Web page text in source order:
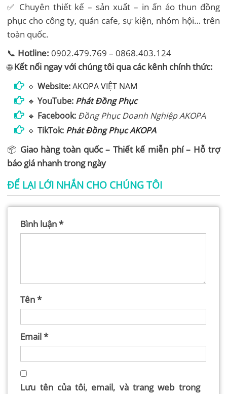
✅ Chuyên thiết kế – sản xuất – in ấn áo thun đồng
phục cho công ty, quán cafe, sự kiện, nhóm hội… trên
toàn quốc.
📞 Hotline: 0902.479.769 – 0868.403.124
🌐Kết nối ngay với chúng tôi qua các kênh chính thức:
🔹Website:AKOPA VIỆT NAM
🔹YouTube: Phát Đồng Phục
🔹 Facebook: Đồng Phục Doanh Nghiệp AKOPA
🔹TikTok: Phát Đồng Phục AKOPA
📦 Giao hàng toàn quốc – Thiết kế miễn phí – Hỗ trợ
báo giá nhanh trong ngày
ĐỂ LẠI LỚI NHẮN CHO CHÚNG TÔI
Bình luận*
Tên*
Email*
Lưu tên của tôi, email, và trang web trong